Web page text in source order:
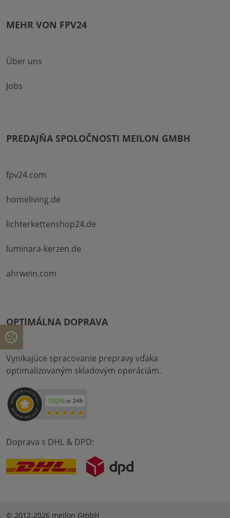
MEHR VON FPV24
Über uns
Jobs
PREDAJŇA SPOLOČNOSTI MEILON GMBH
fpv24.com
homeliving.de
lichterkettenshop24.de
luminara-kerzen.de
ahrwein.com
OPTIMÁLNA DOPRAVA
Vynikajúce spracovanie prepravy vďaka
optimalizovaným skladovým operáciám.
Doprava s DHL & DPD:
© 2012-2026 meilon GmbH